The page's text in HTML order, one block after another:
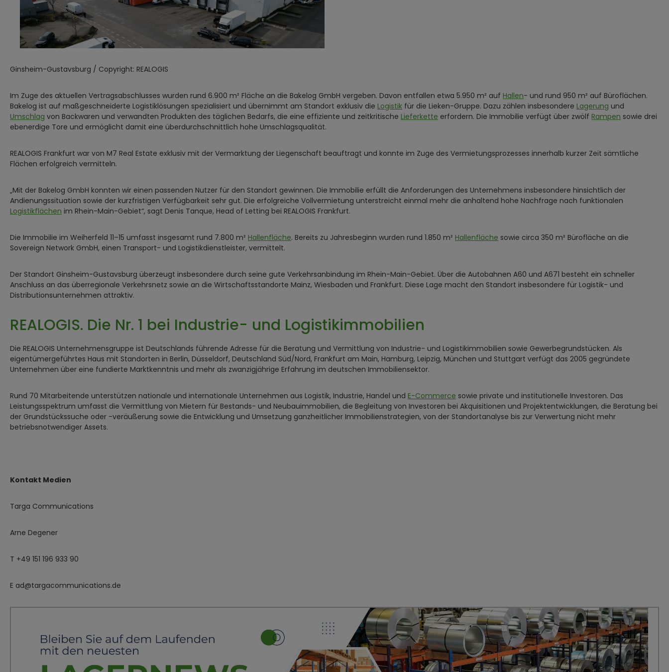
Ginsheim-Gustavsburg / Copyright: REALOGIS
Im Zuge des aktuellen Vertragsabschlusses wurden rund 6.900 m² Fläche an die Bakelog GmbH vergeben. Davon entfallen etwa 5.950 m² auf Hallen- und rund 950 m² auf Büroflächen.
Bakelog ist auf maßgeschneiderte Logistiklösungen spezialisiert und übernimmt am Standort exklusiv die Logistik für die Lieken-Gruppe. Dazu zählen insbesondere Lagerung und
Umschlag von Backwaren und verwandten Produkten des täglichen Bedarfs, die eine effiziente und zeitkritische Lieferkette erfordern. Die Immobilie verfügt über zwölf Rampen sowie drei
ebenerdige Tore und ermöglicht damit eine überdurchschnittlich hohe Umschlagsqualität.
REALOGIS Frankfurt war von M7 Real Estate exklusiv mit der Vermarktung der Liegenschaft beauftragt und konnte im Zuge des Vermietungsprozesses innerhalb kurzer Zeit sämtliche
Flächen erfolgreich vermitteln.
„Mit der Bakelog GmbH konnten wir einen passenden Nutzer für den Standort gewinnen. Die Immobilie erfüllt die Anforderungen des Unternehmens insbesondere hinsichtlich der
Andienungssituation sowie der kurzfristigen Verfügbarkeit sehr gut. Die erfolgreiche Vollvermietung unterstreicht einmal mehr die anhaltend hohe Nachfrage nach funktionalen
Logistikflächen im Rhein-Main-Gebiet“, sagt Denis Tanque, Head of Letting bei REALOGIS Frankfurt.
Die Immobilie im Weiherfeld 11–15 umfasst insgesamt rund 7.800 m² Hallenfläche. Bereits zu Jahresbeginn wurden rund 1.850 m² Hallenfläche sowie circa 350 m² Bürofläche an die
Sovereign Network GmbH, einen Transport- und Logistikdienstleister, vermittelt.
Der Standort Ginsheim-Gustavsburg überzeugt insbesondere durch seine gute Verkehrsanbindung im Rhein-Main-Gebiet. Über die Autobahnen A60 und A671 besteht ein schneller
Anschluss an das überregionale Verkehrsnetz sowie an die Wirtschaftsstandorte Mainz, Wiesbaden und Frankfurt. Diese Lage macht den Standort insbesondere für Logistik- und
Distributionsunternehmen attraktiv.
REALOGIS. Die Nr. 1 bei Industrie- und Logistikimmobilien
Die REALOGIS Unternehmensgruppe ist Deutschlands führende Adresse für die Beratung und Vermittlung von Industrie- und Logistikimmobilien sowie Gewerbegrundstücken. Als
eigentümergeführtes Haus mit Standorten in Berlin, Düsseldorf, Deutschland Süd/Nord, Frankfurt am Main, Hamburg, Leipzig, München und Stuttgart verfügt das 2005 gegründete
Unternehmen über eine fundierte Marktkenntnis und mehr als zwanzigjährige Erfahrung im deutschen Immobiliensektor.
Rund 70 Mitarbeitende unterstützen nationale und internationale Unternehmen aus Logistik, Industrie, Handel und E-Commerce sowie private und institutionelle Investoren. Das
Leistungsspektrum umfasst die Vermittlung von Mietern für Bestands- und Neubauimmobilien, die Begleitung von Investoren bei Akquisitionen und Projektentwicklungen, die Beratung bei
der Grundstückssuche oder -veräußerung sowie die Entwicklung und Umsetzung ganzheitlicher Immobilienstrategien, von der Standortanalyse bis zur Verwertung nicht mehr
betriebsnotwendiger Assets.
Kontakt Medien
Targa Communications
Arne Degener
T +49 151 196 933 90
E ad@targacommunications.de